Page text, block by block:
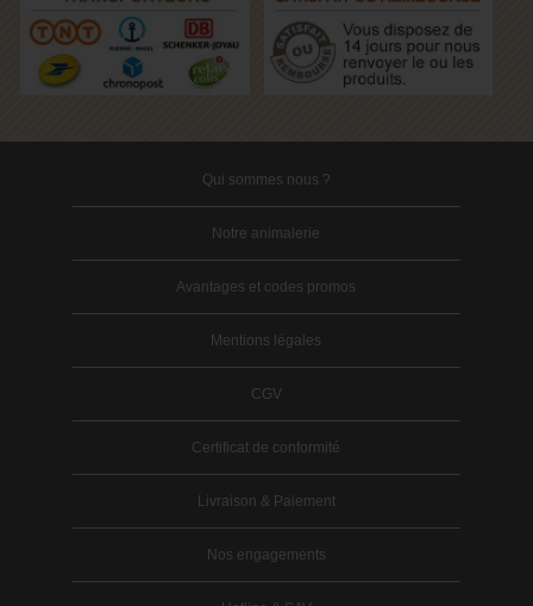
Qui sommes nous ?
Notre animalerie
Avantages et codes promos
Mentions légales
CGV
Certificat de conformité
Livraison & Paiement
Nos engagements